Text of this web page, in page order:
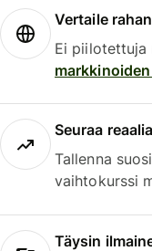
Vertaile
Ei piilotettuja
Seuraa
Tallenna
vaihtokurssi
Täysin